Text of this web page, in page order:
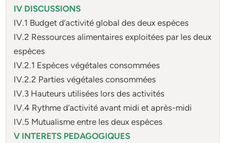
IV DISCUSSIONS
IV.1 Budget d’activité global des deux espèces
IV.2 Ressources alimentaires exploitées par les deux
espèces
IV.2.1 Espèces végétales consommées
IV.2.2 Parties végétales consommées
IV.3 Hauteurs utilisées lors des activités
IV.4 Rythme d’activité avant midi et après-midi
IV.5 Mutualisme entre les deux espèces
V INTERETS PEDAGOGIQUES